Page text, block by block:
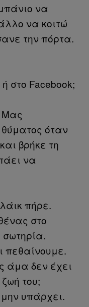
να
να κοιτώ
την πόρτα.
στο Facebook;
Μας
θύματος όταν
βρήκε τη
να
πήρε.
στο
σωτηρία.
πεθαίνουμε.
άμα δεν έχει
του;
υπάρχει.